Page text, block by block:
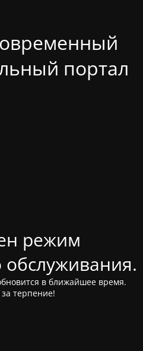
портал
режим
обслуживания.
в ближайшее время.
терпение!